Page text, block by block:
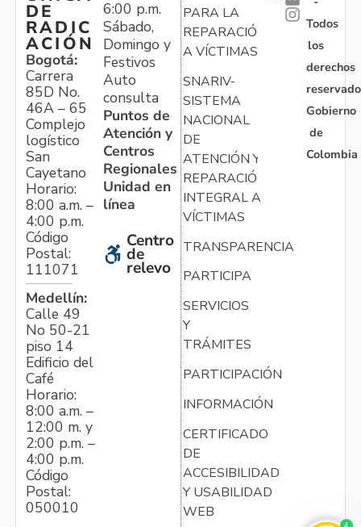
DE
RADIC
ACIÓN
Bogotá:
Carrera
85D No.
46A – 65
Complejo
logístico
San
Cayetano
Horario:
8:00 a.m. –
4:00 p.m.
Código
Postal:
111071
Medellín:
Calle 49
No 50-21
piso 14
Edificio del
Café
Horario:
8:00 a.m. –
12:00 m. y
2:00 p.m. –
4:00 p.m.
Código
Postal:
050010
6:00 p.m.
Sábado,
Domingo y
Festivos
Auto
consulta
Puntos de
Atención y
Centros
Regionales
Unidad en
línea
Centro
de
relevo
PARA LA
REPARACIÓN
A VÍCTIMAS
SNARIV-
SISTEMA
NACIONAL
DE
ATENCIÓN Y
REPARACIÓN
INTEGRAL A
VÍCTIMAS
TRANSPARENCIA
PARTICIPA
SERVICIOS
Y
TRÁMITES
PARTICIPACIÓN
INFORMACIÓN
CERTIFICADO
DE
ACCESIBILIDAD
Y USABILIDAD
WEB
Todos
los
derechos
Gobierno
de
Colombia